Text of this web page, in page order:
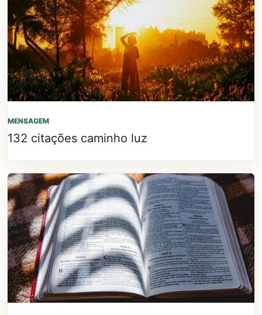
MENSAGEM
132 citações caminho luz